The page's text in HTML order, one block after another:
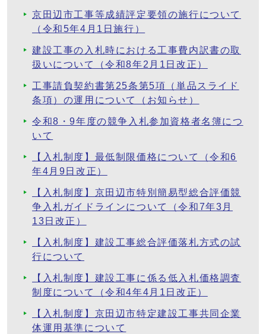
京田辺市工事等成績評定要領の施行について
（令和5年4月1日施行）
建設工事の入札時における工事費内訳書の取
扱いについて（令和8年2月1日改正）
工事請負契約書第25条第5項（単品スライド
条項）の運用について（お知らせ）
令和8・9年度の競争入札参加資格者名簿につ
いて
【入札制度】最低制限価格について（令和6
年4月9日改正）
【入札制度】京田辺市特別簡易型総合評価競
争入札ガイドラインについて（令和7年3月
13日改正）
【入札制度】建設工事総合評価落札方式の試
行について
【入札制度】建設工事に係る低入札価格調査
制度について（令和4年4月1日改正）
【入札制度】京田辺市特定建設工事共同企業
体運用基準について